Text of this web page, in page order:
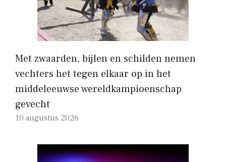
Met zwaarden, bijlen en schilden nemen
vechters het tegen elkaar op in het
middeleeuwse wereldkampioenschap
gevecht
10 augustus 2026